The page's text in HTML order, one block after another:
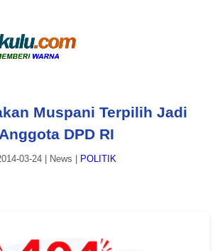
Muspani Terpilih Jadi
Anggota DPD RI
03-24| News POLITIK